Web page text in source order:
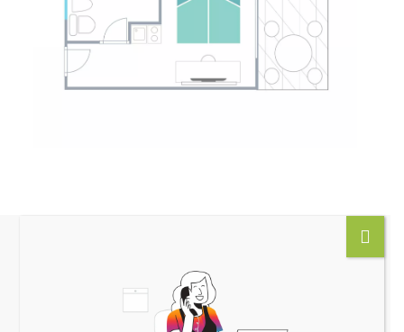
Gli altri ospiti hanno
guardato anche